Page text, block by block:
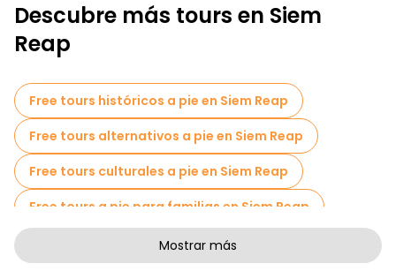
Descubre más tours en Siem
Reap
Free tours históricos a pie en Siem Reap
Free tours alternativos a pie en Siem Reap
Free tours culturales a pie en Siem Reap
Free tours a pie para familias en Siem Reap
Actividades deportivas en Siem Reap
Mostrar más